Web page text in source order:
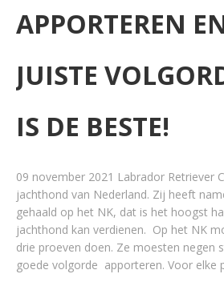
APPORTEREN
JUISTE
IS DE BESTE!
09 november 2021 Labrador Retriever
jachthond van Nederland. Zij heeft
gehaald op het NK, dat is het hoogst
jachthond kan verdienen. Op het NK
drie proeven doen. Ze moesten negen
goede volgorde apporteren. Voor elke